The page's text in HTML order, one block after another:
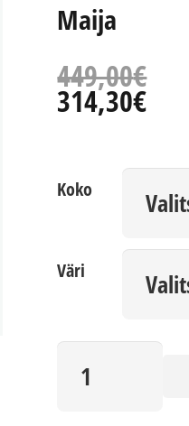
Maija
449,00€
314,30€
Koko
Väri
määrä